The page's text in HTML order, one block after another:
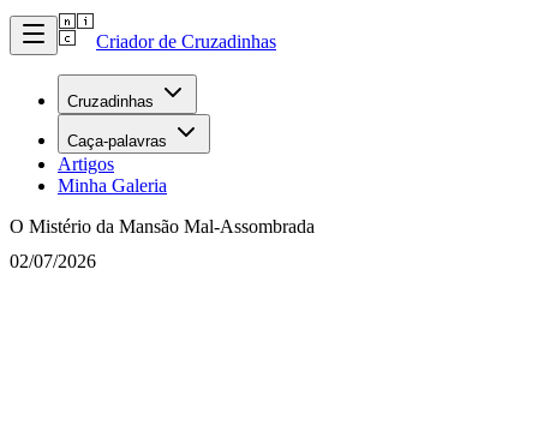
Criador de Cruzadinhas
Cruzadinhas
Caça-palavras
Artigos
Minha Galeria
O Mistério da Mansão Mal-Assombrada
02/07/2026